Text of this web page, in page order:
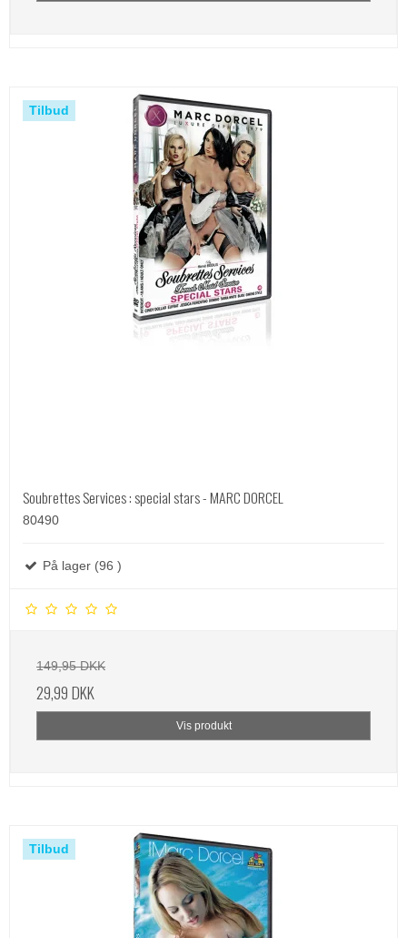
Tilbud
Soubrettes Services : special stars - MARC DORCEL
80490
På lager (96 )
149,95 DKK
29,99 DKK
Vis produkt
Tilbud